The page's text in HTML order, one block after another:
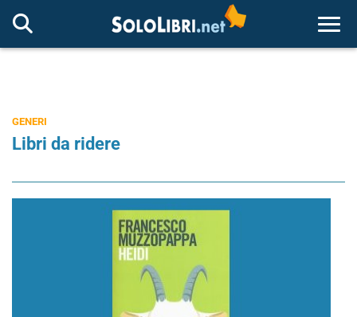
GENERI
Libri da ridere